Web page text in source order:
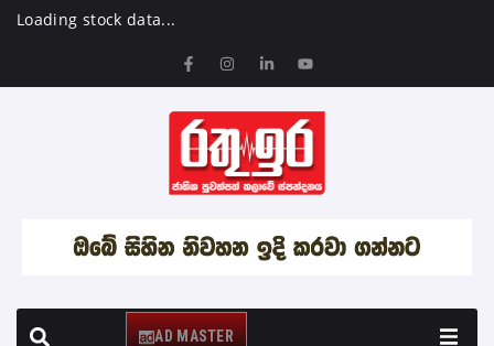
Loading stock data...
AD MASTER